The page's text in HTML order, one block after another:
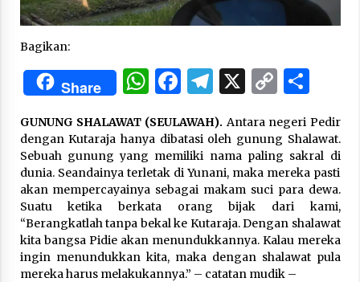
3 months ago
Manajemen “Qaddamat Lighad”: Menjadi
Manusia Visioner dan Beretika
3 months ago
Takut Mati
3 months ago
Bagikan:
Share WhatsApp
Facebook
Telegram
X Copy
GUNUNG SHALAWAT (SEULAWAH). Antara negeri Pedir
dengan Kutaraja hanya dibatasi oleh gunung Shalawat.
Sebuah gunung yang memiliki nama paling sakral di
dunia. Seandainya terletak di Yunani, maka mereka pasti
akan mempercayainya sebagai makam suci para dewa.
Suatu ketika berkata orang bijak dari kami,
“Berangkatlah tanpa bekal ke Kutaraja. Dengan shalawat
kita bangsa Pidie akan menundukkannya. Kalau mereka
ingin menundukkan kita, maka dengan shalawat pula
mereka harus melakukannya.” – catatan mudik –